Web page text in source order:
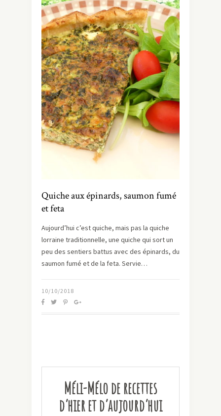
Quiche aux épinards, saumon fumé
et feta
Aujourd’hui c’est quiche, mais pas la quiche
lorraine traditionnelle, une quiche qui sort un
peu des sentiers battus avec des épinards, du
saumon fumé et de la feta. Servie…
10/10/2018
Méli-Mélo de recettes
d’hier et d’aujourd’hui